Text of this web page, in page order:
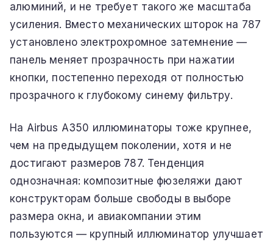
алюминий, и не требует такого же масштаба
усиления. Вместо механических шторок на 787
установлено электрохромное затемнение —
панель меняет прозрачность при нажатии
кнопки, постепенно переходя от полностью
прозрачного к глубокому синему фильтру.
На Airbus A350 иллюминаторы тоже крупнее,
чем на предыдущем поколении, хотя и не
достигают размеров 787. Тенденция
однозначная: композитные фюзеляжи дают
конструкторам больше свободы в выборе
размера окна, и авиакомпании этим
пользуются — крупный иллюминатор улучшает